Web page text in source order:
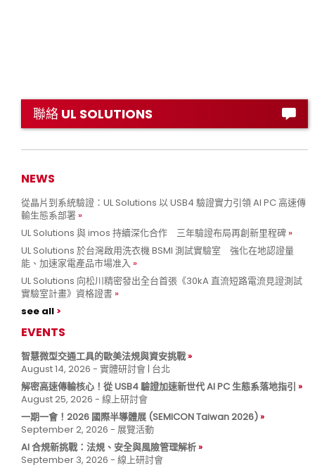
聯絡 UL SOLUTIONS
NEWS
從晶片到系統驗證：UL Solutions 以 USB4 驗證實力引領 AI PC 高速傳
輸生態系部署
UL Solutions 與 imos 持續深化合作 三年驗證布局再創新里程碑
UL Solutions 於台灣啟用洗衣機 BSMI 測試實驗室 強化在地認證量
能、加速家電產品市場准入
UL Solutions 向松川精密發出全台首張《30kA 直流短路電流見證測試
實驗室計畫》資格證書
see all
EVENTS
智慧微型交通工具的歐美法規與資安挑戰
August 14, 2026 - 實體研討會 | 台北
解密高速傳輸核心！從 USB4 驗證加速新世代 AI PC 生態系落地指引
August 25, 2026 - 線上研討會
一期一會！2026 國際半導體展 (SEMICON Taiwan 2026)
September 2, 2026 - 展覽活動
AI 合規新挑戰：法規、安全與風險管理解析
September 3, 2026 - 線上研討會